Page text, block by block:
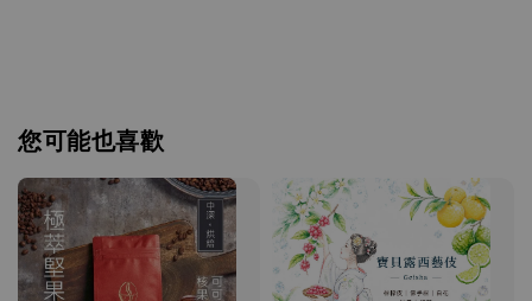
您可能也喜歡